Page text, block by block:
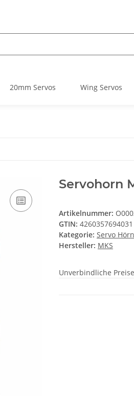
20mm Servos Wing Servos
Servohorn
Artikelnummer:
GTIN: 4260357694031
Kategorie: Servo
Hersteller: MKS
Unverbindliche